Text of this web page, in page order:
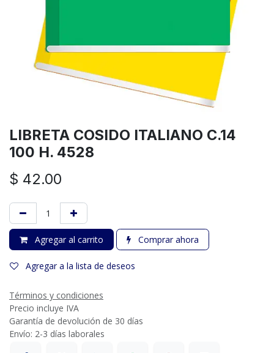
LIBRETA COSIDO ITALIANO C.14
100 H. 4528
$ 42.00
Agregar al carrito Comprar ahora
Agregar a la lista de deseos
Términos y condiciones
Precio incluye IVA
Garantía de devolución de 30 días
Envío: 2-3 días laborales